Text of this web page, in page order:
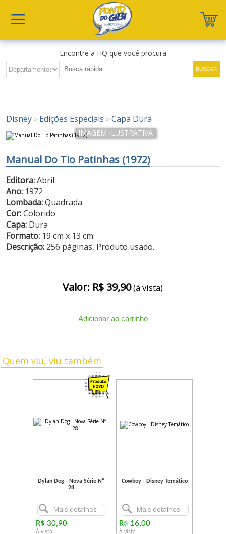
Encontre a HQ que você procura
Disney > Edições Especiais >Capa Dura
Manual Do Tio Patinhas (1972)
Editora:Abril
Ano: 1972
Lombada:Quadrada
Cor:Colorido
Capa: Dura
Formato: 19 cm x 13 cm
Descrição: 256 páginas, Produto usado.
Valor: R$ 39,90(à vista)
Quem viu, viu também
Dylan Dog - Nova Série Nº
28
Mais detalhes
R$ 30,90
À vista
Cowboy - Disney Temático
Mais detalhes
R$ 16,00
À vista